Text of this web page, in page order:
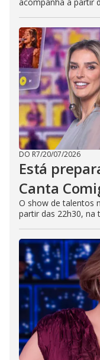
DO R7/20/07/2026
Está
Canta
O show de talentos
partir das 22h30, na